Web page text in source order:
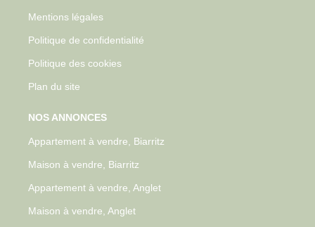
Mentions légales
Politique de confidentialité
Politique des cookies
Plan du site
NOS ANNONCES
Appartement à vendre, Biarritz
Maison à vendre, Biarritz
Appartement à vendre, Anglet
Maison à vendre, Anglet